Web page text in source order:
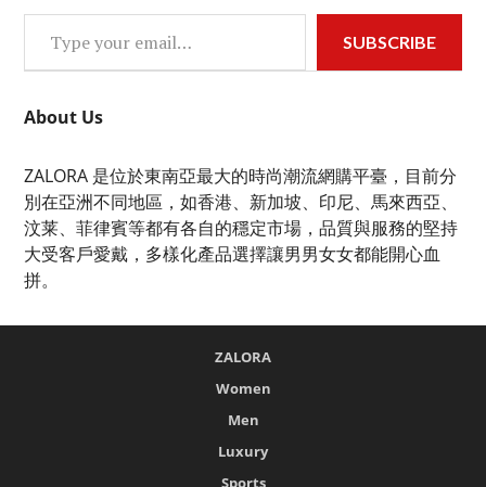
Type your email…
SUBSCRIBE
About Us
ZALORA 是位於東南亞最大的時尚潮流網購平臺，目前分
別在亞洲不同地區，如香港、新加坡、印尼、馬來西亞、
汶莱、菲律賓等都有各自的穩定市場，品質與服務的堅持
大受客戶愛戴，多樣化產品選擇讓男男女女都能開心血
拼。
ZALORA
Women
Men
Luxury